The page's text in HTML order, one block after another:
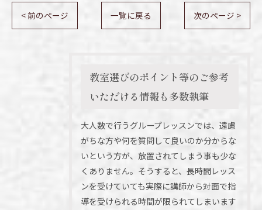
< 前のページ 一覧に戻る 次のページ >
教室選びのポイント等のご参考
いただける情報も多数執筆
大人数で行うグループレッスンでは、遠慮
がちな方や何を質問して良いのか分からな
いという方が、放置されてしまう事も少な
くありません。そうすると、長時間レッス
ンを受けていても実際に講師から対面で指
導を受けられる時間が限られてしまいます